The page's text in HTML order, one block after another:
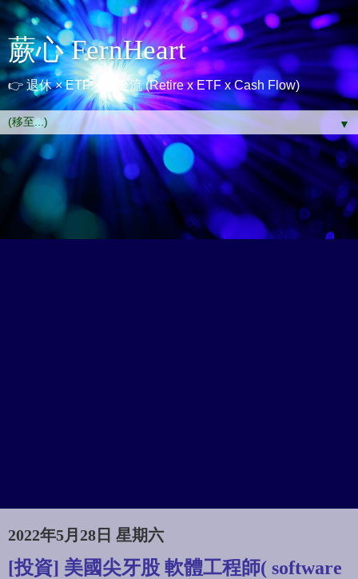
蕨心 FernHeart
👉 退休 × ETF × 現金流 (Retire x ETF x Cash Flow)
▼
2022年5月28日 星期六
[投資] 美國尖牙股 軟體工程師( software